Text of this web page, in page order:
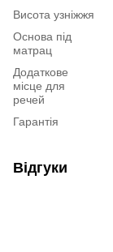
Висота узніжжя
Основа під
матрац
Додаткове
місце для
речей
Гарантія
Відгуки